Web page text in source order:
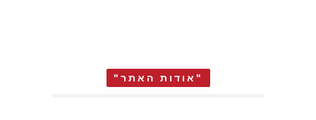
"אודות האתר"